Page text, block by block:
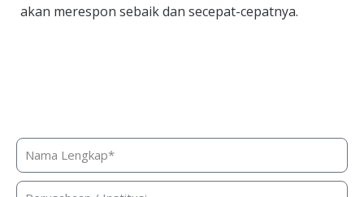
akan merespon sebaik dan secepat-cepatnya.